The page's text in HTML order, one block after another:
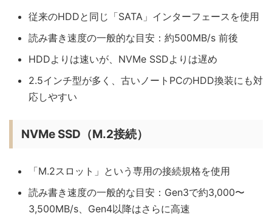
従来のHDDと同じ「SATA」インターフェースを使用
読み書き速度の一般的な目安：約500MB/s 前後
HDDよりは速いが、NVMe SSDよりは遅め
2.5インチ型が多く、古いノートPCのHDD換装にも対
応しやすい
NVMe SSD（M.2接続）
「M.2スロット」という専用の接続規格を使用
読み書き速度の一般的な目安：Gen3で約3,000〜
3,500MB/s、Gen4以降はさらに高速